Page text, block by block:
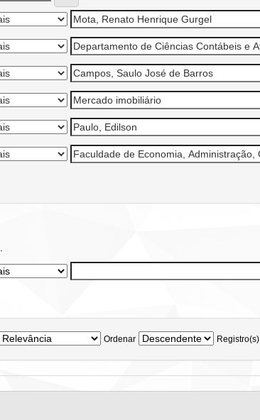
Ordenar Registro(s)